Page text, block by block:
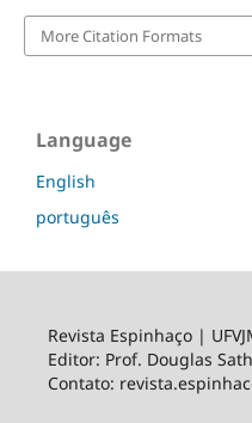
More Citation Formats
Language
English
português
Revista Espinhaço |
Editor: Prof. Douglas
Contato: